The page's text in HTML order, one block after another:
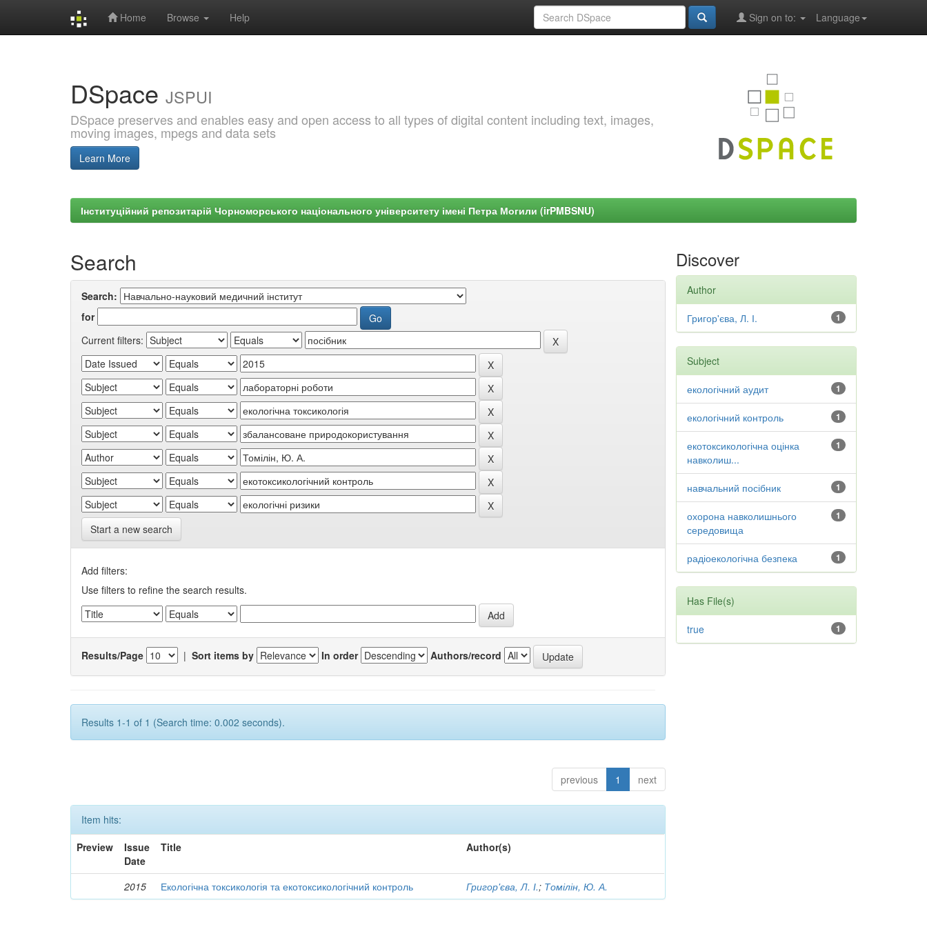
Home Browse Help Language
Sign on to:
DSpace JSPUI
DSpace preserves and enables easy and open access to all types of digital content including text, images,
moving images, mpegs and data sets
Learn More
Інституційний репозитарій Чорноморського національного університету імені Петра Могили (irPMBSNU)
Search
Search:
for
Current filters:
Start a new search
Add filters:
Use filters to refine the search results.
Results/Page | Sort items by In order Authors/record
Results 1-1 of 1 (Search time: 0.002 seconds).
previous 1 next
Item hits:
Preview
Issue
Date
Title Author(s)
2015 Екологічна токсикологія та екотоксикологічний контроль Григор'єва, Л. І.; Томілін, Ю. А.
Discover
Author
1
Григор'єва, Л. І.
Subject
1
екологічний аудит
1
екологічний контроль
1
екотоксикологічна оцінка
навколиш...
1
навчальний посібник
1
охорона навколишнього
середовища
1
радіоекологічна безпека
Has File(s)
1
true